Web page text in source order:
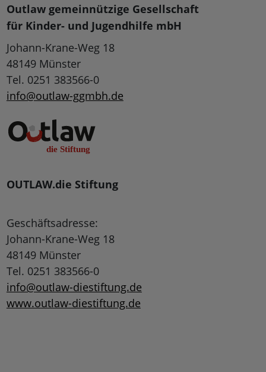
Outlaw gemeinnützige Gesellschaft
für Kinder- und Jugendhilfe mbH
Johann-Krane-Weg 18
48149 Münster
Tel. 0251 383566-0
info@outlaw-ggmbh.de
OUTLAW.die Stiftung
Geschäftsadresse:
Johann-Krane-Weg 18
48149 Münster
Tel. 0251 383566-0
info@outlaw-diestiftung.de
www.outlaw-diestiftung.de